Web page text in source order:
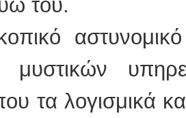
του.
τα λογισμικά